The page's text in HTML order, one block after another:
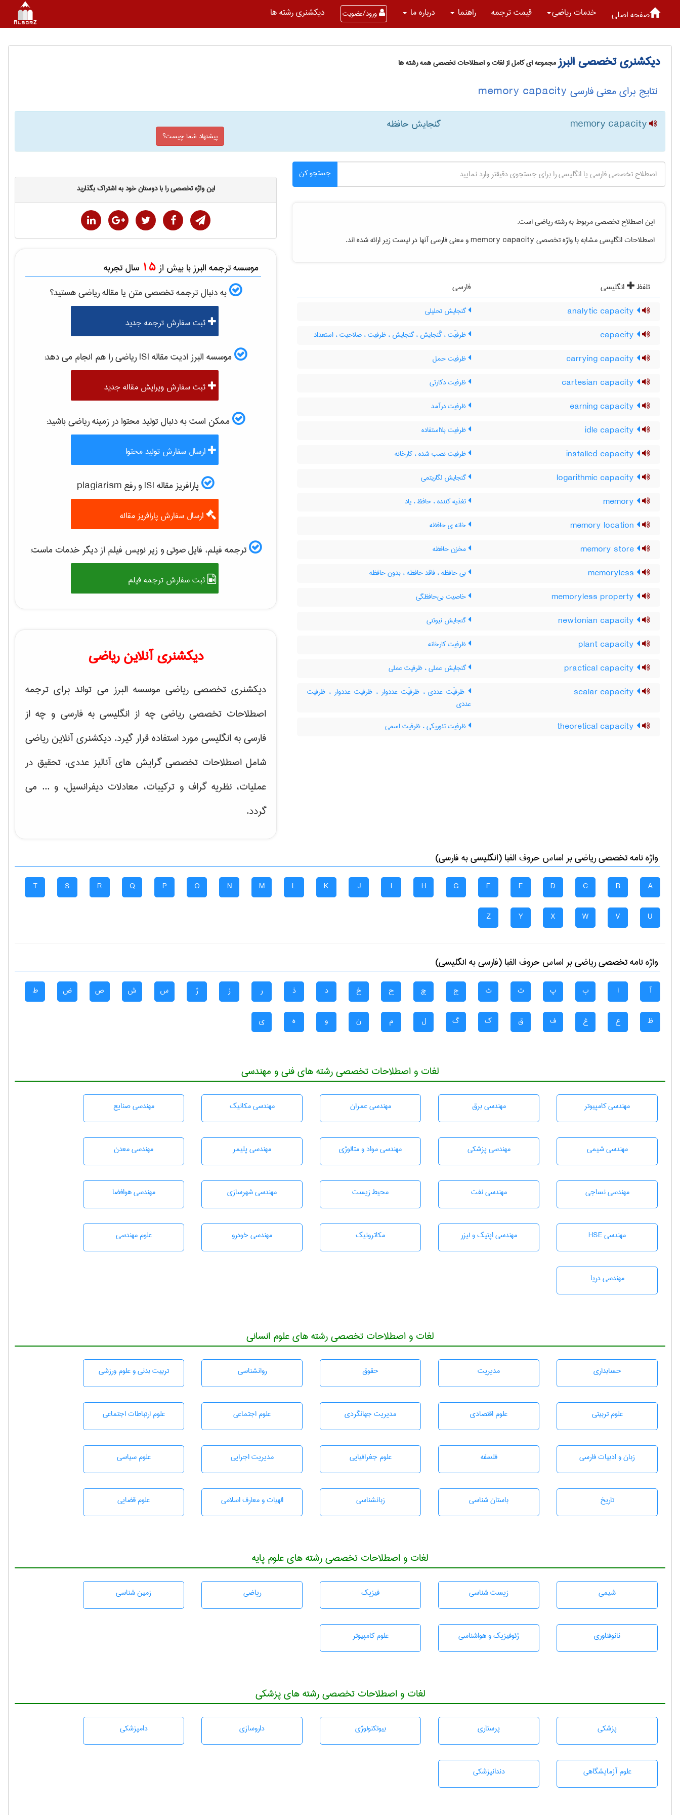
صفحه اصلی خدمات رياضی قیمت ترجمه راهنما درباره ما ورود/عضویت دیکشنری رشته ها
دیکشنری تخصصی البرزمجموعه ای کامل از لغات و اصطلاحات تخصصی همه رشته ها
نتایج برای معنی فارسی memory capacity
memory capacity گنجایش حافظه
پیشنهاد شما چیست؟
جستجو کن
این اصطلاح تخصصی مربوط به رشتهرياضیاست.
اصطلاحات انگلیسی مشابه با واژه تخصصیmemory capacityو معنی فارسی آنها در لیست زیر ارائه شده اند.
تلفظ انگلیسی
فارسی
گنجایش تحلیلی
ظرفیّت ، گُنجایش ، گنجایش ، ظرفیت ، صلاحیت ، استعداد
ظرفیت حمل
ظرفیت دکارتی
ظرفیت درآمد
ظرفیت بلااستفاده
ظرفیت نصب شده ، کارخانه
گنجایش لگاریتمی
تغذیه کننده ، حافظ ، یاد
خانه ی حافظه
مخزن حافظه
بی حافظه ، فاقد حافظه ، بدون حافظه
خاصیت بی‌حافظگی
گنجایش نیوتنی
ظرفیت کارخانه
گنجایش عملی ، ظرفیت عملی
ظرفیّت عددی ، ظرفیّت عددوار ، ظرفیت عددوار ، ظرفیت
عددی
ظرفیت تئوریکی ، ظرفیت اسمی
این واژه تخصصی را با دوستان خود به اشتراک بگذارید
موسسه ترجمه البرز با بیش از 15 سال تجربه
به دنبال ترجمه تخصصی متن یا مقالهرياضیهستید؟
ثبت سفارش ترجمه جدید
موسسه البرز ادیت مقاله ISI رياضیرا هم انجام می دهد:
ثبت سفارش ویرایش مقاله جدید
ممکن است به دنبال تولید محتوا در زمینهرياضیباشید:
ارسال سفارش تولید محتوا
پارافریز مقاله ISI و رفع plagiarism
ارسال سفارش پارافریز مقاله
ترجمه فیلم، فایل صوتی و زیر نویس فیلم از دیگر خدمات ماست:
ثبت سفارش ترجمه فیلم
دیکشنری آنلاین ریاضی
دیکشنری تخصصی ریاضی موسسه البرز می تواند برای ترجمه
اصطلاحات تخصصی ریاضی چه از انگلیسی به فارسی و چه از
فارسی به انگلیسی مورد استفاده قرار گیرد. دیکشنری آنلاین ریاضی
شامل اصطلاحات تخصصی گرایش هایآنالیز عددی، تحقیق در
عملیات، نظریه گراف و تركیبات، معادلات دیفرانسیل، و ... می
گردد.
واژه نامه تخصصیرياضیبر اساس حروف الفبا (انگلیسی به فارسی)
A
B
C
D
E
F
G
H
I
J
K
L
M
N
O
P
Q
R
S
T
U
V
W
X
Y
Z
واژه نامه تخصصیرياضیبر اساس حروف الفبا (فارسی به انگلیسی)
آ ا ب پ ت ث ج چ ح خ د ذ ر ز ژ س ش ص ض ط
ظ ع غ ف ق ک گ ل م ن و ه ی
لغات و اصطلاحات تخصصی رشته های فنی و مهندسی
مهندسی كامپيوتر مهندسی برق مهندسی عمران مهندسی مکانیک مهندسی صنايع
مهندسي شيمی مهندسی پزشکی مهندسی مواد و متالوژی مهندسی پليمر مهندسی معدن
مهندسي نساجی مهندسی نفت محيط زيست مهندسی شهرسازی مهندسی هوافضا
مهندسی HSE مهندسی اپتیک و لیزر مکاترونیک مهندسی خودرو علوم مهندسی
مهندسی دریا
لغات و اصطلاحات تخصصی رشته های علوم انسانی
حسابداری مديريت حقوق روانشناسی تربيت بدنی و علوم ورزشی
علوم تربيتی علوم اقتصادی مديريت جهانگردی علوم اجتماعی علوم ارتباطات اجتماعی
زبان و ادبيات فارسی فلسفه علوم جغرافيايی مديريت اجرايی علوم سياسی
تاريخ باستان شناسی زبانشناسی الهیات و معارف اسلامی علوم قضایی
لغات و اصطلاحات تخصصی رشته های علوم پایه
شيمی زيست شناسی فیزیک رياضی زمين شناسی
نانوفناوری ژئوفيزيك و هواشناسی علوم کامپیوتر
لغات و اصطلاحات تخصصی رشته های پزشکی
پزشكی پرستاری بيوتكنولوژی داروسازی دامپزشكی
علوم آزمايشگاهی دندانپزشكی